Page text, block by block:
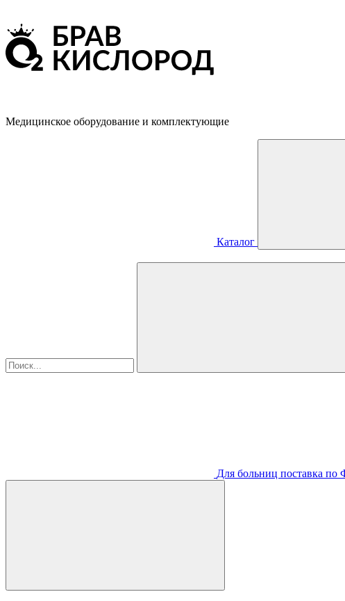
Медицинское оборудование и комплектующие
Каталог
Для больниц поставка по